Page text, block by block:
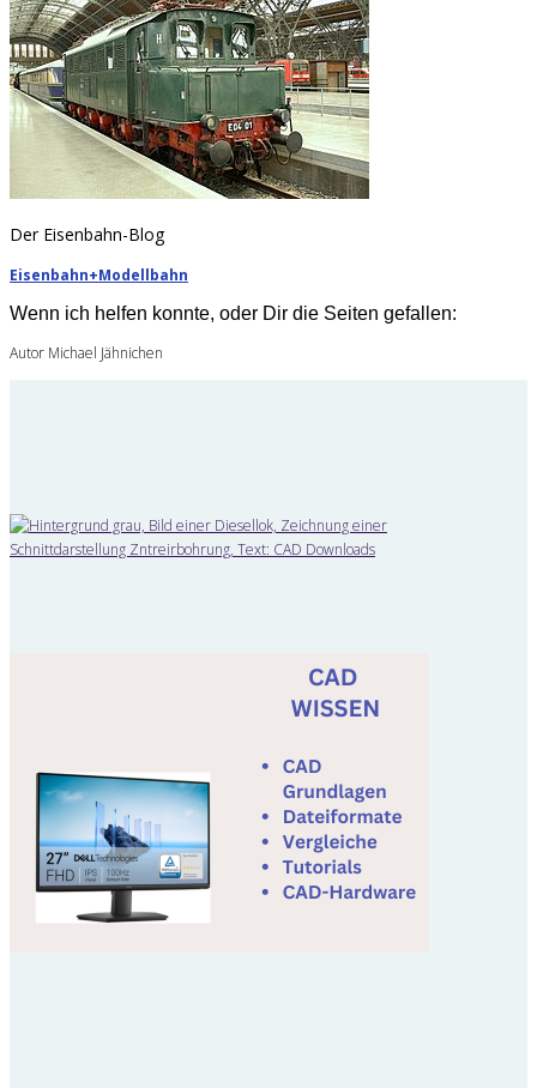
Der Eisenbahn-Blog
Eisenbahn+Modellbahn
Wenn ich helfen konnte, oder Dir die Seiten gefallen:
Autor Michael Jähnichen